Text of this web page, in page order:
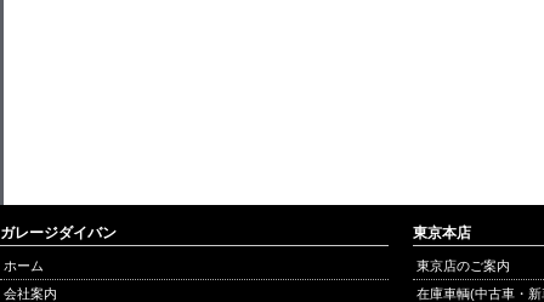
ガレージダイバン
ホーム
会社案内
東京本店
東京店のご案内
在庫車輌(中古車・